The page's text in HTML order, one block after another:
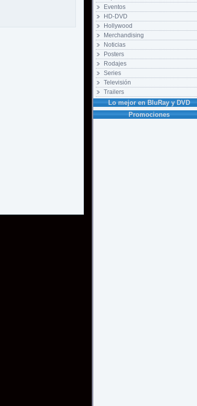
Eventos
HD-DVD
Hollywood
Merchandising
Noticias
Posters
Rodajes
Series
Televisión
Trailers
Lo mejor en BluRay y DVD
Promociones